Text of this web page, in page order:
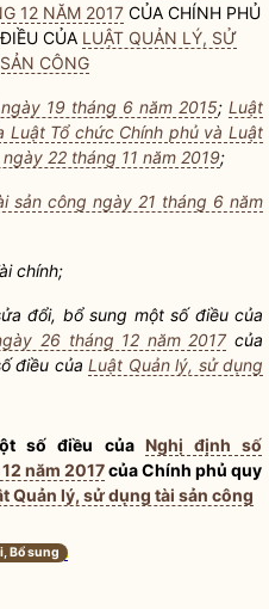
12 NĂM 2017CỦA CHÍNH PHỦ
CỦA LUẬT QUẢN LÝ, SỬ
CÔNG
19 tháng 6 năm 2015; Luật
Luật Tổ chức Chính phủ và Luật
22 tháng 11 năm 2019;
sản công ngày 21 tháng 6 năm
chính;
đổi, bổ sung một số điều của
26 tháng 12 năm 2017của
điều củaLuật Quản lý, sử dụng
số điều của Nghị định số
năm 2017của Chính phủ quy
Quản lý, sử dụng tài sản công
Bổ sung